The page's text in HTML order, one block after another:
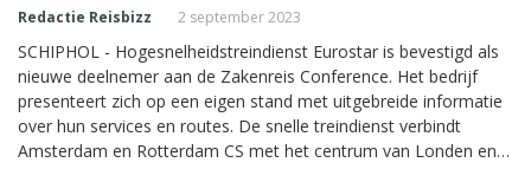
Redactie Reisbizz 2 september 2023
SCHIPHOL - Hogesnelheidstreindienst Eurostar is bevestigd als
nieuwe deelnemer aan de Zakenreis Conference. Het bedrijf
presenteert zich op een eigen stand met uitgebreide informatie
over hun services en routes. De snelle treindienst verbindt
Amsterdam en Rotterdam CS met het centrum van Londen en